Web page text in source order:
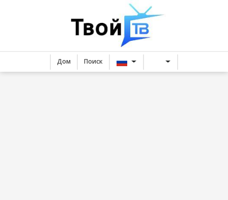
Дом Поиск